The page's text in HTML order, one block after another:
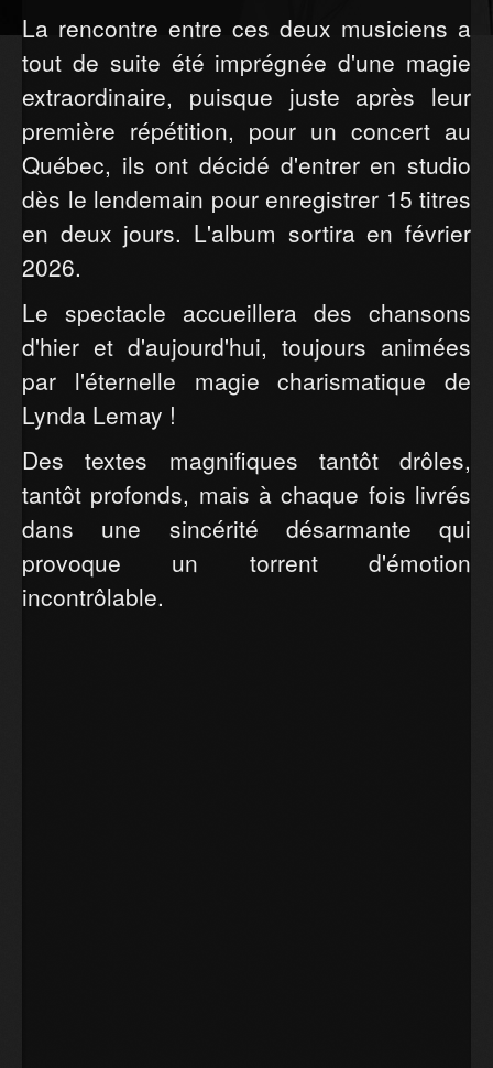
La rencontre entre ces deux musiciens a
tout de suite été imprégnée d'une magie
extraordinaire, puisque juste après leur
première répétition, pour un concert au
Québec, ils ont décidé d'entrer en studio
dès le lendemain pour enregistrer 15 titres
en deux jours. L'album sortira en février
2026.
Le spectacle accueillera des chansons
d'hier et d'aujourd'hui, toujours animées
par l'éternelle magie charismatique de
Lynda Lemay !
Des textes magnifiques tantôt drôles,
tantôt profonds, mais à chaque fois livrés
dans une sincérité désarmante qui
provoque un torrent d'émotion
incontrôlable.